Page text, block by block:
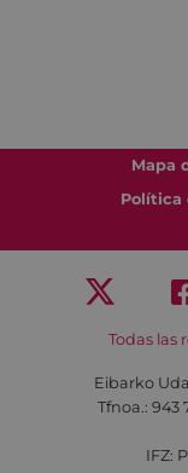
Mapa
Política
Todas las
Eibarko
Tfnoa.: 943
IFZ: